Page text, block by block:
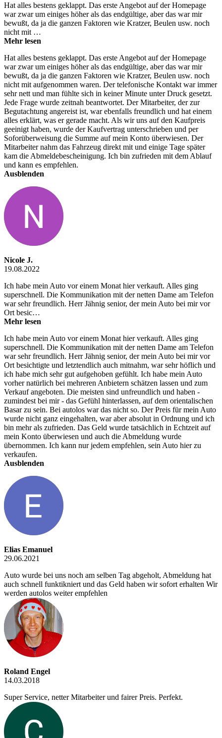
Hat alles bestens geklappt. Das erste Angebot auf der Homepage
war zwar um einiges höher als das endgültige, aber das war mir
bewußt, da ja die ganzen Faktoren wie Kratzer, Beulen usw. noch
nicht mit …
Mehr lesen
Hat alles bestens geklappt. Das erste Angebot auf der Homepage
war zwar um einiges höher als das endgültige, aber das war mir
bewußt, da ja die ganzen Faktoren wie Kratzer, Beulen usw. noch
nicht mit aufgenommen waren. Der telefonische Kontakt war immer
sehr nett und man fühlte sich in keiner Minute unter Druck gesetzt.
Jede Frage wurde zeitnah beantwortet. Der Mitarbeiter, der zur
Begutachtung angereist ist, war ebenfalls freundlich und hat einem
alles erklärt, was er gerade macht. Als wir uns auf den Kaufpreis
geeinigt haben, wurde der Kaufvertrag unterschrieben und per
Soforüberweisung die Summe auf mein Konto überwiesen. Der
Mitarbeiter nahm das Fahrzeug direkt mit und einige Tage später
kam die Abmeldebescheinigung. Ich bin zufrieden mit dem Ablauf
und kann es empfehlen.
Ausblenden
Nicole J.
19.08.2022
Ich habe mein Auto vor einem Monat hier verkauft. Alles ging
superschnell. Die Kommunikation mit der netten Dame am Telefon
war sehr freundlich. Herr Jähnig senior, der mein Auto bei mir vor
Ort besic…
Mehr lesen
Ich habe mein Auto vor einem Monat hier verkauft. Alles ging
superschnell. Die Kommunikation mit der netten Dame am Telefon
war sehr freundlich. Herr Jähnig senior, der mein Auto bei mir vor
Ort besichtigte und letztendlich auch mitnahm, war sehr höflich und
ich habe mich sehr gut aufgehoben gefühlt. Ich habe mein Auto
vorher natürlich bei mehreren Anbietern schätzen lassen und zum
Verkauf angeboten. Die meisten sind unfreundlich und haben -
zumindest bei mir - das Gefühl hinterlassen, auf dem orientalischen
Basar zu sein. Bei autolos war das nicht so. Der Preis für mein Auto
wurde nicht ganz eingehalten, war aber absolut in Ordnung und ich
bin mehr als zufrieden. Das Geld wurde tatsächlich in Echtzeit auf
mein Konto überwiesen und auch die Abmeldung wurde
übernommen. Ich kann nur jedem empfehlen, sein Auto hier zu
verkaufen.
Ausblenden
Elias Emanuel
29.06.2021
Auto wurde bei uns noch am selben Tag abgeholt, Abmeldung hat
auch schnell funktikniert und das Geld haben wir sofort erhalten Wir
werden autolos weiter empfehlen
Roland Engel
14.03.2018
Super Service, netter Mitarbeiter und fairer Preis. Perfekt.